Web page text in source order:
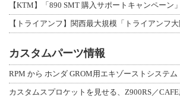
【KTM】「890 SMT 購入サポートキャンペーン
カスタムパーツ情報